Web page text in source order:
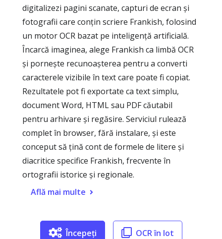
digitalizezi pagini scanate, capturi de ecran și
fotografii care conțin scriere Frankish, folosind
un motor OCR bazat pe inteligență artificială.
Încarcă imaginea, alege Frankish ca limbă OCR
și pornește recunoașterea pentru a converti
caracterele vizibile în text care poate fi copiat.
Rezultatele pot fi exportate ca text simplu,
document Word, HTML sau PDF căutabil
pentru arhivare și regăsire. Serviciul rulează
complet în browser, fără instalare, și este
conceput să țină cont de formele de litere și
diacritice specifice Frankish, frecvente în
ortografii istorice și regionale.
Află mai multe
Începeți OCR în lot